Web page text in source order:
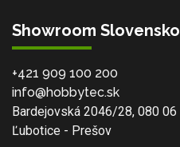
Showroom Slovensko
+421 909 100 200
info@hobbytec.sk
Bardejovská 2046/28, 080 06
Ľubotice - Prešov